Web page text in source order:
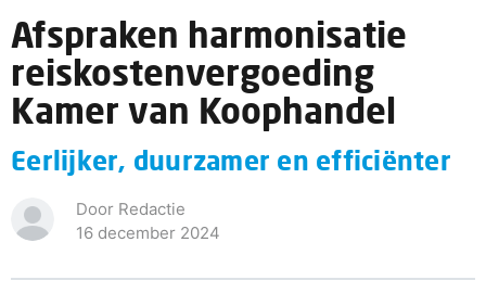
Afspraken harmonisatie
reiskostenvergoeding
Kamer van Koophandel
Eerlijker, duurzamer en efficiënter
Door Redactie
16 december 2024